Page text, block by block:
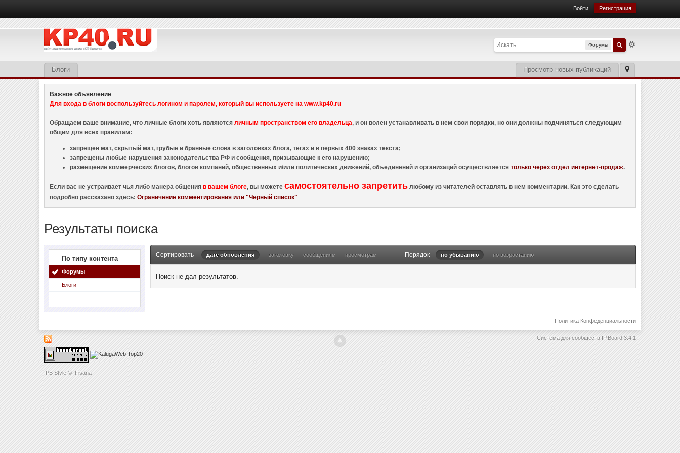
IPB Style © Fisana
Войти Регистрация
Форумы
Просмотр новых публикаций
Блоги
Важное объявление
Для входа в блоги воспользуйтесь логином и паролем, который вы используете на www.kp40.ru
Обращаем ваше внимание, что личные блоги хоть являютсяличным пространством его владельца, и он волен устанавливать в нем свои порядки, но они должны подчиняться следующим
общим для всех правилам:
запрещен мат, скрытый мат, грубые и бранные слова в заголовках блога, тегах и в первых 400 знаках текста;
запрещены любые нарушения законодательства РФ и сообщения, призывающие к его нарушению;
размещение коммерческих блогов, блогов компаний, общественных и/или политических движений, объединений и организаций осуществляетсятолько через отдел интернет-продаж.
Если вас не устраивает чья либо манера общенияв вашем блоге, вы можетесамостоятельно запретить любому из читателей оставлять в нем комментарии. Как это сделать
подробно рассказано здесь:Ограничение комментирования или "Черный список"
Результаты поиска
По типу контента
Форумы
Блоги
Сортировать дате обновления заголовку сообщениям просмотрам Порядок по убыванию по возрастанию
Поиск не дал результатов.
Политика Конфеденциальности
Система для сообществ IP.Board 3.4.1